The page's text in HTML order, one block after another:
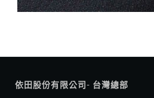
依田股份有限公司- 台灣總部